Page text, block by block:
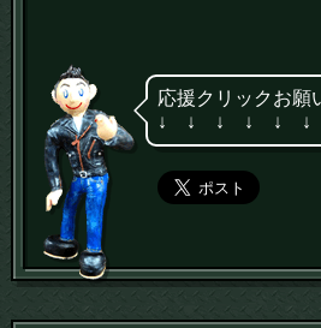
応援クリックお願
↓ ↓ ↓ ↓ ↓ ↓